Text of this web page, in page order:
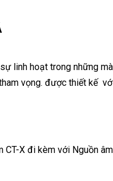
linh hoạt trong những
vọng. được thiết kế
X đi kèm với Nguồn